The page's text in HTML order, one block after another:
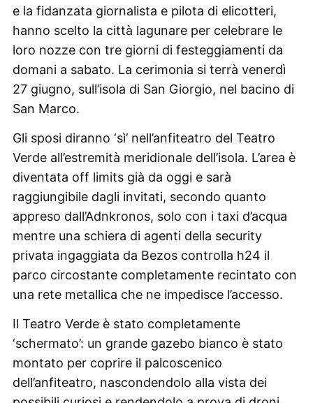
e la fidanzata giornalista e pilota di elicotteri,
hanno scelto la città lagunare per celebrare le
loro nozze con tre giorni di festeggiamenti da
domani a sabato. La cerimonia si terrà venerdì
27 giugno, sull’isola di San Giorgio, nel bacino di
San Marco.
Gli sposi diranno ‘sì’ nell’anfiteatro del Teatro
Verde all’estremità meridionale dell’isola. L’area è
diventata off limits già da oggi e sarà
raggiungibile dagli invitati, secondo quanto
appreso dall’Adnkronos, solo con i taxi d’acqua
mentre una schiera di agenti della security
privata ingaggiata da Bezos controlla h24 il
parco circostante completamente recintato con
una rete metallica che ne impedisce l’accesso.
Il Teatro Verde è stato completamente
‘schermato’: un grande gazebo bianco è stato
montato per coprire il palcoscenico
dell’anfiteatro, nascondendolo alla vista dei